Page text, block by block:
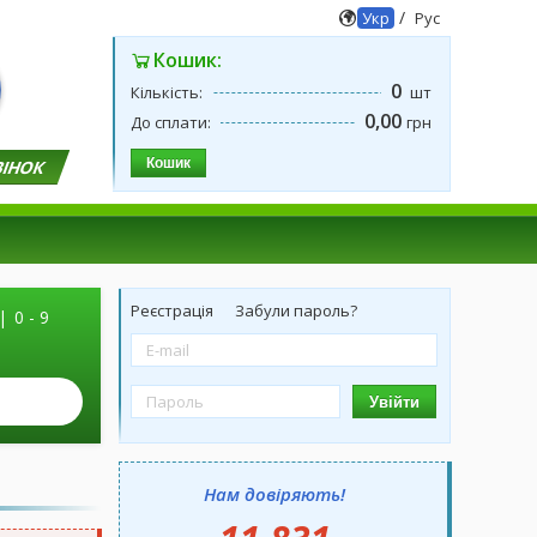
Укр / Рус
Кошик:
Кількість: 0 шт
До сплати:
0,00 грн
Кошик
| 0 - 9
Реєстрація Забули пароль?
Увійти
Нам довіряють!